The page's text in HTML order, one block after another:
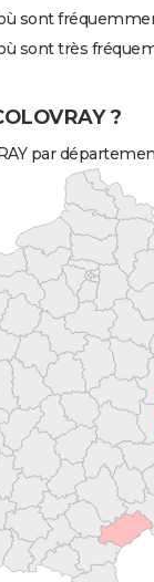
sont
sont très
?
par